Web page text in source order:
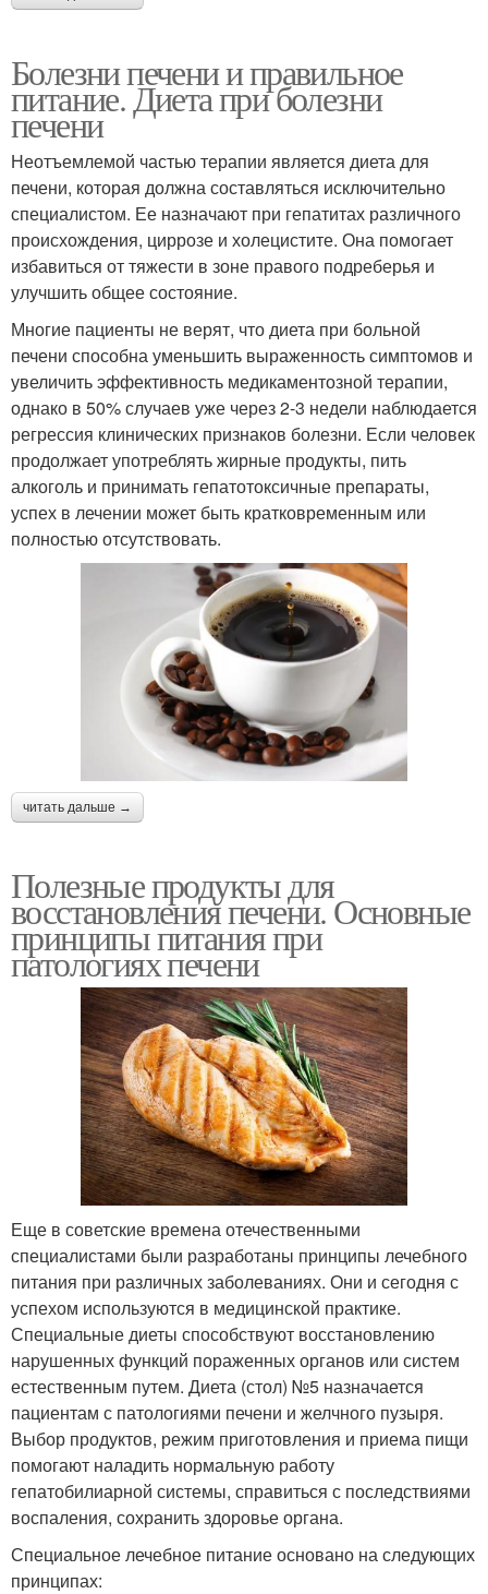
Болезни печени и правильное
питание. Диета при болезни
печени
Неотъемлемой частью терапии является диета для
печени, которая должна составляться исключительно
специалистом. Ее назначают при гепатитах различного
происхождения, циррозе и холецистите. Она помогает
избавиться от тяжести в зоне правого подреберья и
улучшить общее состояние.
Многие пациенты не верят, что диета при больной
печени способна уменьшить выраженность симптомов и
увеличить эффективность медикаментозной терапии,
однако в 50% случаев уже через 2-3 недели наблюдается
регрессия клинических признаков болезни. Если человек
продолжает употреблять жирные продукты, пить
алкоголь и принимать гепатотоксичные препараты,
успех в лечении может быть кратковременным или
полностью отсутствовать.
читать дальше →
Полезные продукты для
восстановления печени. Основные
принципы питания при
патологиях печени
Еще в советские времена отечественными
специалистами были разработаны принципы лечебного
питания при различных заболеваниях. Они и сегодня с
успехом используются в медицинской практике.
Специальные диеты способствуют восстановлению
нарушенных функций пораженных органов или систем
естественным путем. Диета (стол) №5 назначается
пациентам с патологиями печени и желчного пузыря.
Выбор продуктов, режим приготовления и приема пищи
помогают наладить нормальную работу
гепатобилиарной системы, справиться с последствиями
воспаления, сохранить здоровье органа.
Специальное лечебное питание основано на следующих
принципах: